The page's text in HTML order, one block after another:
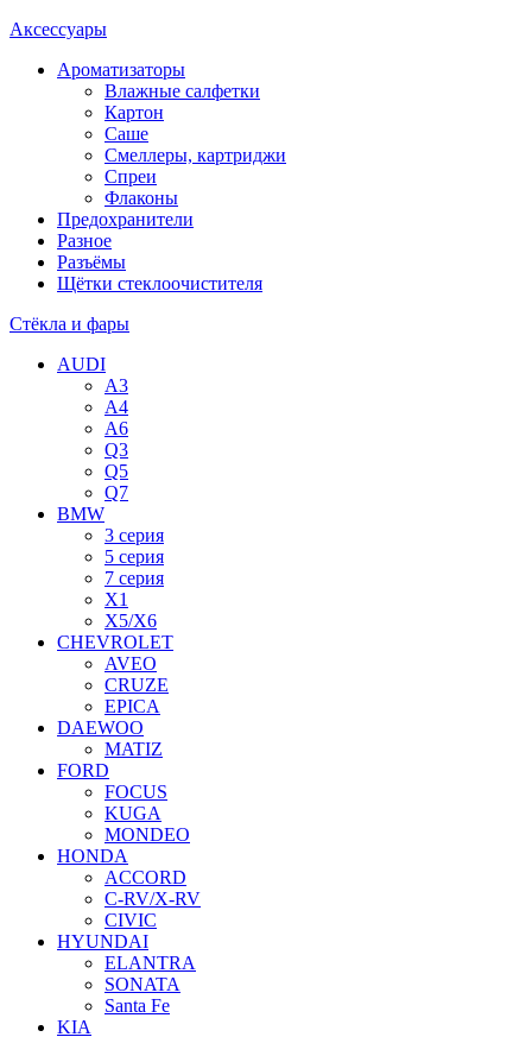
Аксессуары
Ароматизаторы
Влажные салфетки
Картон
Саше
Смеллеры, картриджи
Спреи
Флаконы
Предохранители
Разное
Разъёмы
Щётки стеклоочистителя
Стёкла и фары
AUDI
A3
A4
A6
Q3
Q5
Q7
BMW
3 серия
5 серия
7 серия
X1
X5/X6
CHEVROLET
AVEO
CRUZE
EPICA
DAEWOO
MATIZ
FORD
FOCUS
KUGA
MONDEO
HONDA
ACCORD
C-RV/X-RV
CIVIC
HYUNDAI
ELANTRA
SONATA
Santa Fe
KIA